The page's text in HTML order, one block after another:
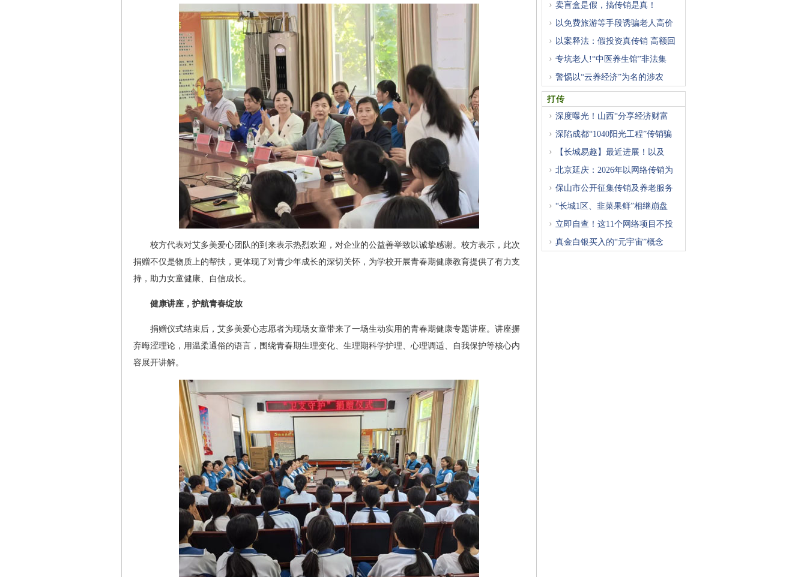
校方代表对艾多美爱心团队的到来表示热烈欢迎，对企业的公益善举致以诚挚感谢。校方表示，此次
捐赠不仅是物质上的帮扶，更体现了对青少年成长的深切关怀，为学校开展青春期健康教育提供了有力支
持，助力女童健康、自信成长。
健康讲座，护航青春绽放
捐赠仪式结束后，艾多美爱心志愿者为现场女童带来了一场生动实用的青春期健康专题讲座。讲座摒
弃晦涩理论，用温柔通俗的语言，围绕青春期生理变化、生理期科学护理、心理调适、自我保护等核心内
容展开讲解。
卖盲盒是假，搞传销是真！
以免费旅游等手段诱骗老人高价
以案释法：假投资真传销 高额回
专坑老人!“中医养生馆”非法集
警惕以“云养经济”为名的涉农
打传
深度曝光！山西“分享经济财富
深陷成都“1040阳光工程”传销骗
【长城易趣】最近进展！以及
北京延庆：2026年以网络传销为
保山市公开征集传销及养老服务
“长城1区、韭菜果鲜”相继崩盘
立即自查！这11个网络项目不投
真金白银买入的“元宇宙”概念